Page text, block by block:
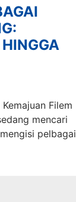
Filem
mencari
pelbagai